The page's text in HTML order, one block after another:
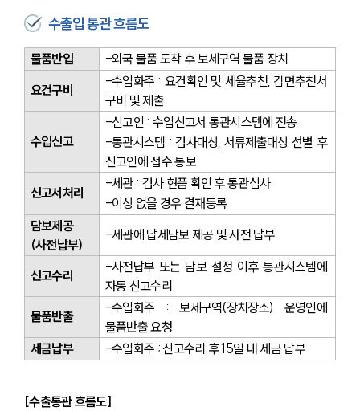
수출입 통관 흐름도
물품반입
-외국 물품 도착 후 보세구역 물품 장치
요건구비
-수입화주 : 요건확인 및 세율추천, 감면추천서
구비 및 제출
수입신고
-신고인 : 수입신고서 통관시스템에 전송
-통관시스템 : 검사대상, 서류제출대상 선별 후
신고인에 접수 통보
신고서처리
-세관 : 검사 현품 확인 후 통관심사
-이상 없을 경우 결재등록
담보제공
(사전납부)
-세관에 납세담보 제공 및 사전 납부
신고수리
-사전납부 또는 담보 설정 이후 통관시스템에
자동 신고수리
물품반출
-수입화주 : 보세구역(장치장소) 운영인에
물품반출 요청
세금납부
-수입화주 ; 신고수리 후 15일 내 세금 납부
[수출통관 흐름도]